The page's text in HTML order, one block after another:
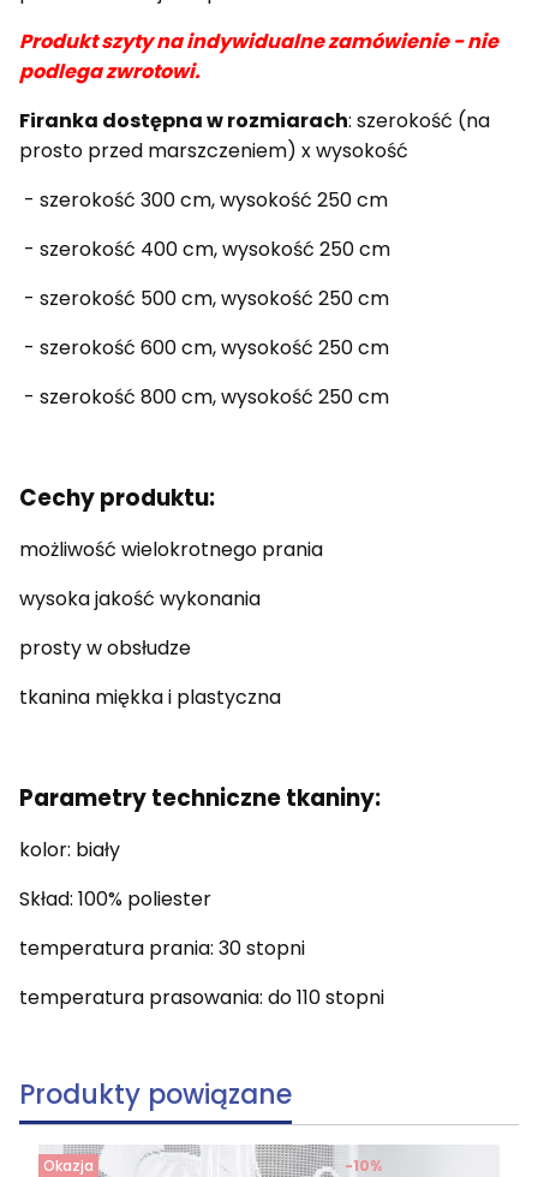
Produkt szyty na indywidualne zamówienie - nie
podlega zwrotowi.
Firanka dostępna w rozmiarach: szerokość (na
prosto przed marszczeniem) x wysokość
- szerokość 300 cm, wysokość 250 cm
- szerokość 400 cm, wysokość 250 cm
- szerokość 500 cm, wysokość 250 cm
- szerokość 600 cm, wysokość 250 cm
- szerokość 800 cm, wysokość 250 cm
Cechy produktu:
możliwość wielokrotnego prania
wysoka jakość wykonania
prosty w obsłudze
tkanina miękka i plastyczna
Parametry techniczne tkaniny:
kolor: biały
Skład: 100% poliester
temperatura prania: 30 stopni
temperatura prasowania: do 110 stopni
Produkty powiązane
Okazja -10%